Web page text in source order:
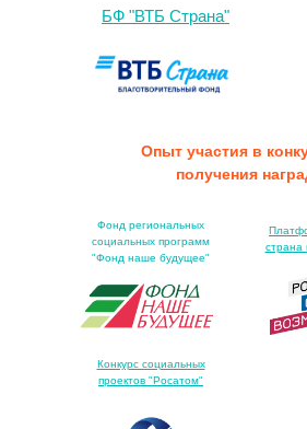
БФ "ВТБ Страна"
Опыт участия в
получения
Фонд региональных
социальных программ
"Фонд наше будущее"
страна
Конкурс социальных
проектов "Росатом"